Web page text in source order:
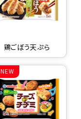
鶏ごぼう天ぷら
NEW